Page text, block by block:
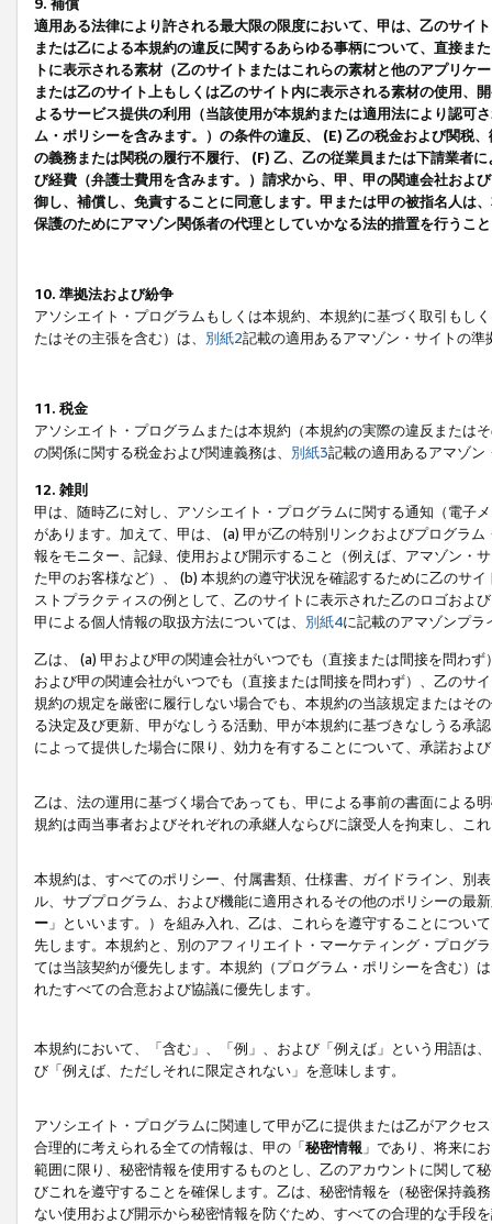
9. 補償
適用ある法律により許される最大限の限度において、甲は、乙のサイ
または乙による本規約の違反に関するあらゆる事柄について、直接ま
トに表示される素材（乙のサイトまたはこれらの素材と他のアプリ
または乙のサイト上もしくは乙のサイト内に表示される素材の使用、
よるサービス提供の利用（当該使用が本規約または適用法により認可
ム・ポリシーを含みます。）の条件の違反、 (E) 乙の税金および関税
の義務または関税の履行不履行、 (F) 乙、乙の従業員または下請業者
び経費（弁護士費用を含みます。）請求から、甲、甲の関連会社およ
御し、補償し、免責することに同意します。甲または甲の被指名人は
保護のためにアマゾン関係者の代理としていかなる法的措置を行うこ
10. 準拠法および紛争
アソシエイト・プログラムもしくは本規約、本規約に基づく取引もし
たはその主張を含む）は、 別紙2記載の適用あるアマゾン・サイトの
11. 税金
アソシエイト・プログラムまたは本規約（本規約の実際の違反または
の関係に関する税金および関連義務は、 別紙3記載の適用あるアマゾン
12. 雑則
甲は、随時乙に対し、アソシエイト・プログラムに関する通知（電子
があります。加えて、甲は、 (a) 甲が乙の特別リンクおよびプログラ
報をモニター、記録、使用および開示すること（例えば、アマゾン・
た甲のお客様など）、 (b) 本規約の遵守状況を確認するために乙のサ
ストプラクティスの例として、乙のサイトに表示された乙のロゴおよ
甲による個人情報の取扱方法については、 別紙4に記載のアマゾンプ
乙は、 (a) 甲および甲の関連会社がいつでも（直接または間接を問わ
および甲の関連会社がいつでも（直接または間接を問わず）、乙のサ
規約の規定を厳密に履行しない場合でも、本規約の当該規定またはそ
る決定及び更新、甲がなしうる活動、甲が本規約に基づきなしうる承
によって提供した場合に限り、効力を有することについて、承諾およ
乙は、法の運用に基づく場合であっても、甲による事前の書面による
規約は両当事者およびそれぞれの承継人ならびに譲受人を拘束し、こ
本規約は、すべてのポリシー、付属書類、仕様書、ガイドライン、別
ル、サブプログラム、および機能に適用されるその他のポリシーの最
ー 」といいます。）を組み入れ、乙は、これらを遵守することにつ
先します。本規約と、別のアフィリエイト・マーケティング・プログ
ては当該契約が優先します。本規約（プログラム・ポリシーを含む）
れたすべての合意および協議に優先します。
本規約において、「含む」、「例」、および「例えば」という用語は
び「例えば、ただしそれに限定されない」を意味します。
アソシエイト・プログラムに関連して甲が乙に提供または乙がアクセ
合理的に考えられる全ての情報は、甲の「秘密情報 」であり、将来に
範囲に限り、秘密情報を使用するものとし、乙のアカウントに関して
びこれを遵守することを確保します。乙は、秘密情報を（秘密保持義
ない使用および開示から秘密情報を防ぐため、すべての合理的な手段